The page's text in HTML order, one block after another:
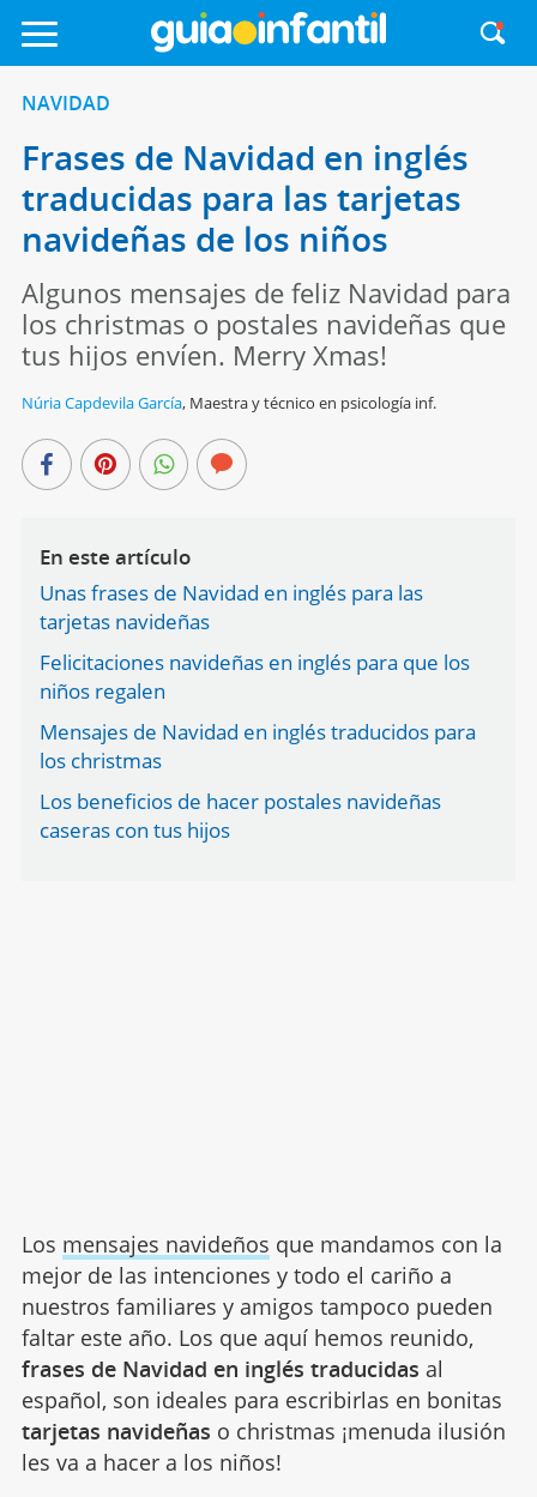
NAVIDAD
Frases de Navidad en inglés
traducidas para las tarjetas
navideñas de los niños
Algunos mensajes de feliz Navidad para
los christmas o postales navideñas que
tus hijos envíen. Merry Xmas!
Núria Capdevila García, Maestra y técnico en psicología inf.
En este artículo
Unas frases de Navidad en inglés para las
tarjetas navideñas
Felicitaciones navideñas en inglés para que los
niños regalen
Mensajes de Navidad en inglés traducidos para
los christmas
Los beneficios de hacer postales navideñas
caseras con tus hijos
Los mensajes navideños que mandamos con la
mejor de las intenciones y todo el cariño a
nuestros familiares y amigos tampoco pueden
faltar este año. Los que aquí hemos reunido,
frases de Navidad en inglés traducidas al
español, son ideales para escribirlas en bonitas
tarjetas navideñas o christmas ¡menuda ilusión
les va a hacer a los niños!